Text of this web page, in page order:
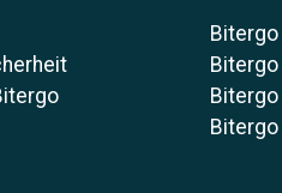
Bitergo
Bitergo